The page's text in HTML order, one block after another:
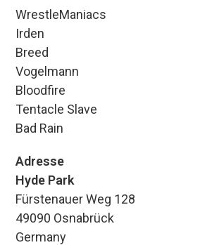
WrestleManiacs
Irden
Breed
Vogelmann
Bloodfire
Tentacle Slave
Bad Rain
Adresse
Hyde Park
Fürstenauer Weg 128
49090 Osnabrück
Germany